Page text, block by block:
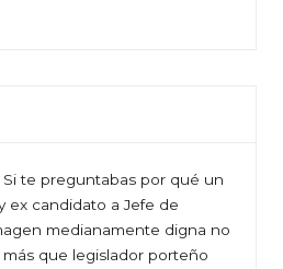
te preguntabas por qué un
ex candidato a Jefe de
medianamente digna no
que legislador porteño